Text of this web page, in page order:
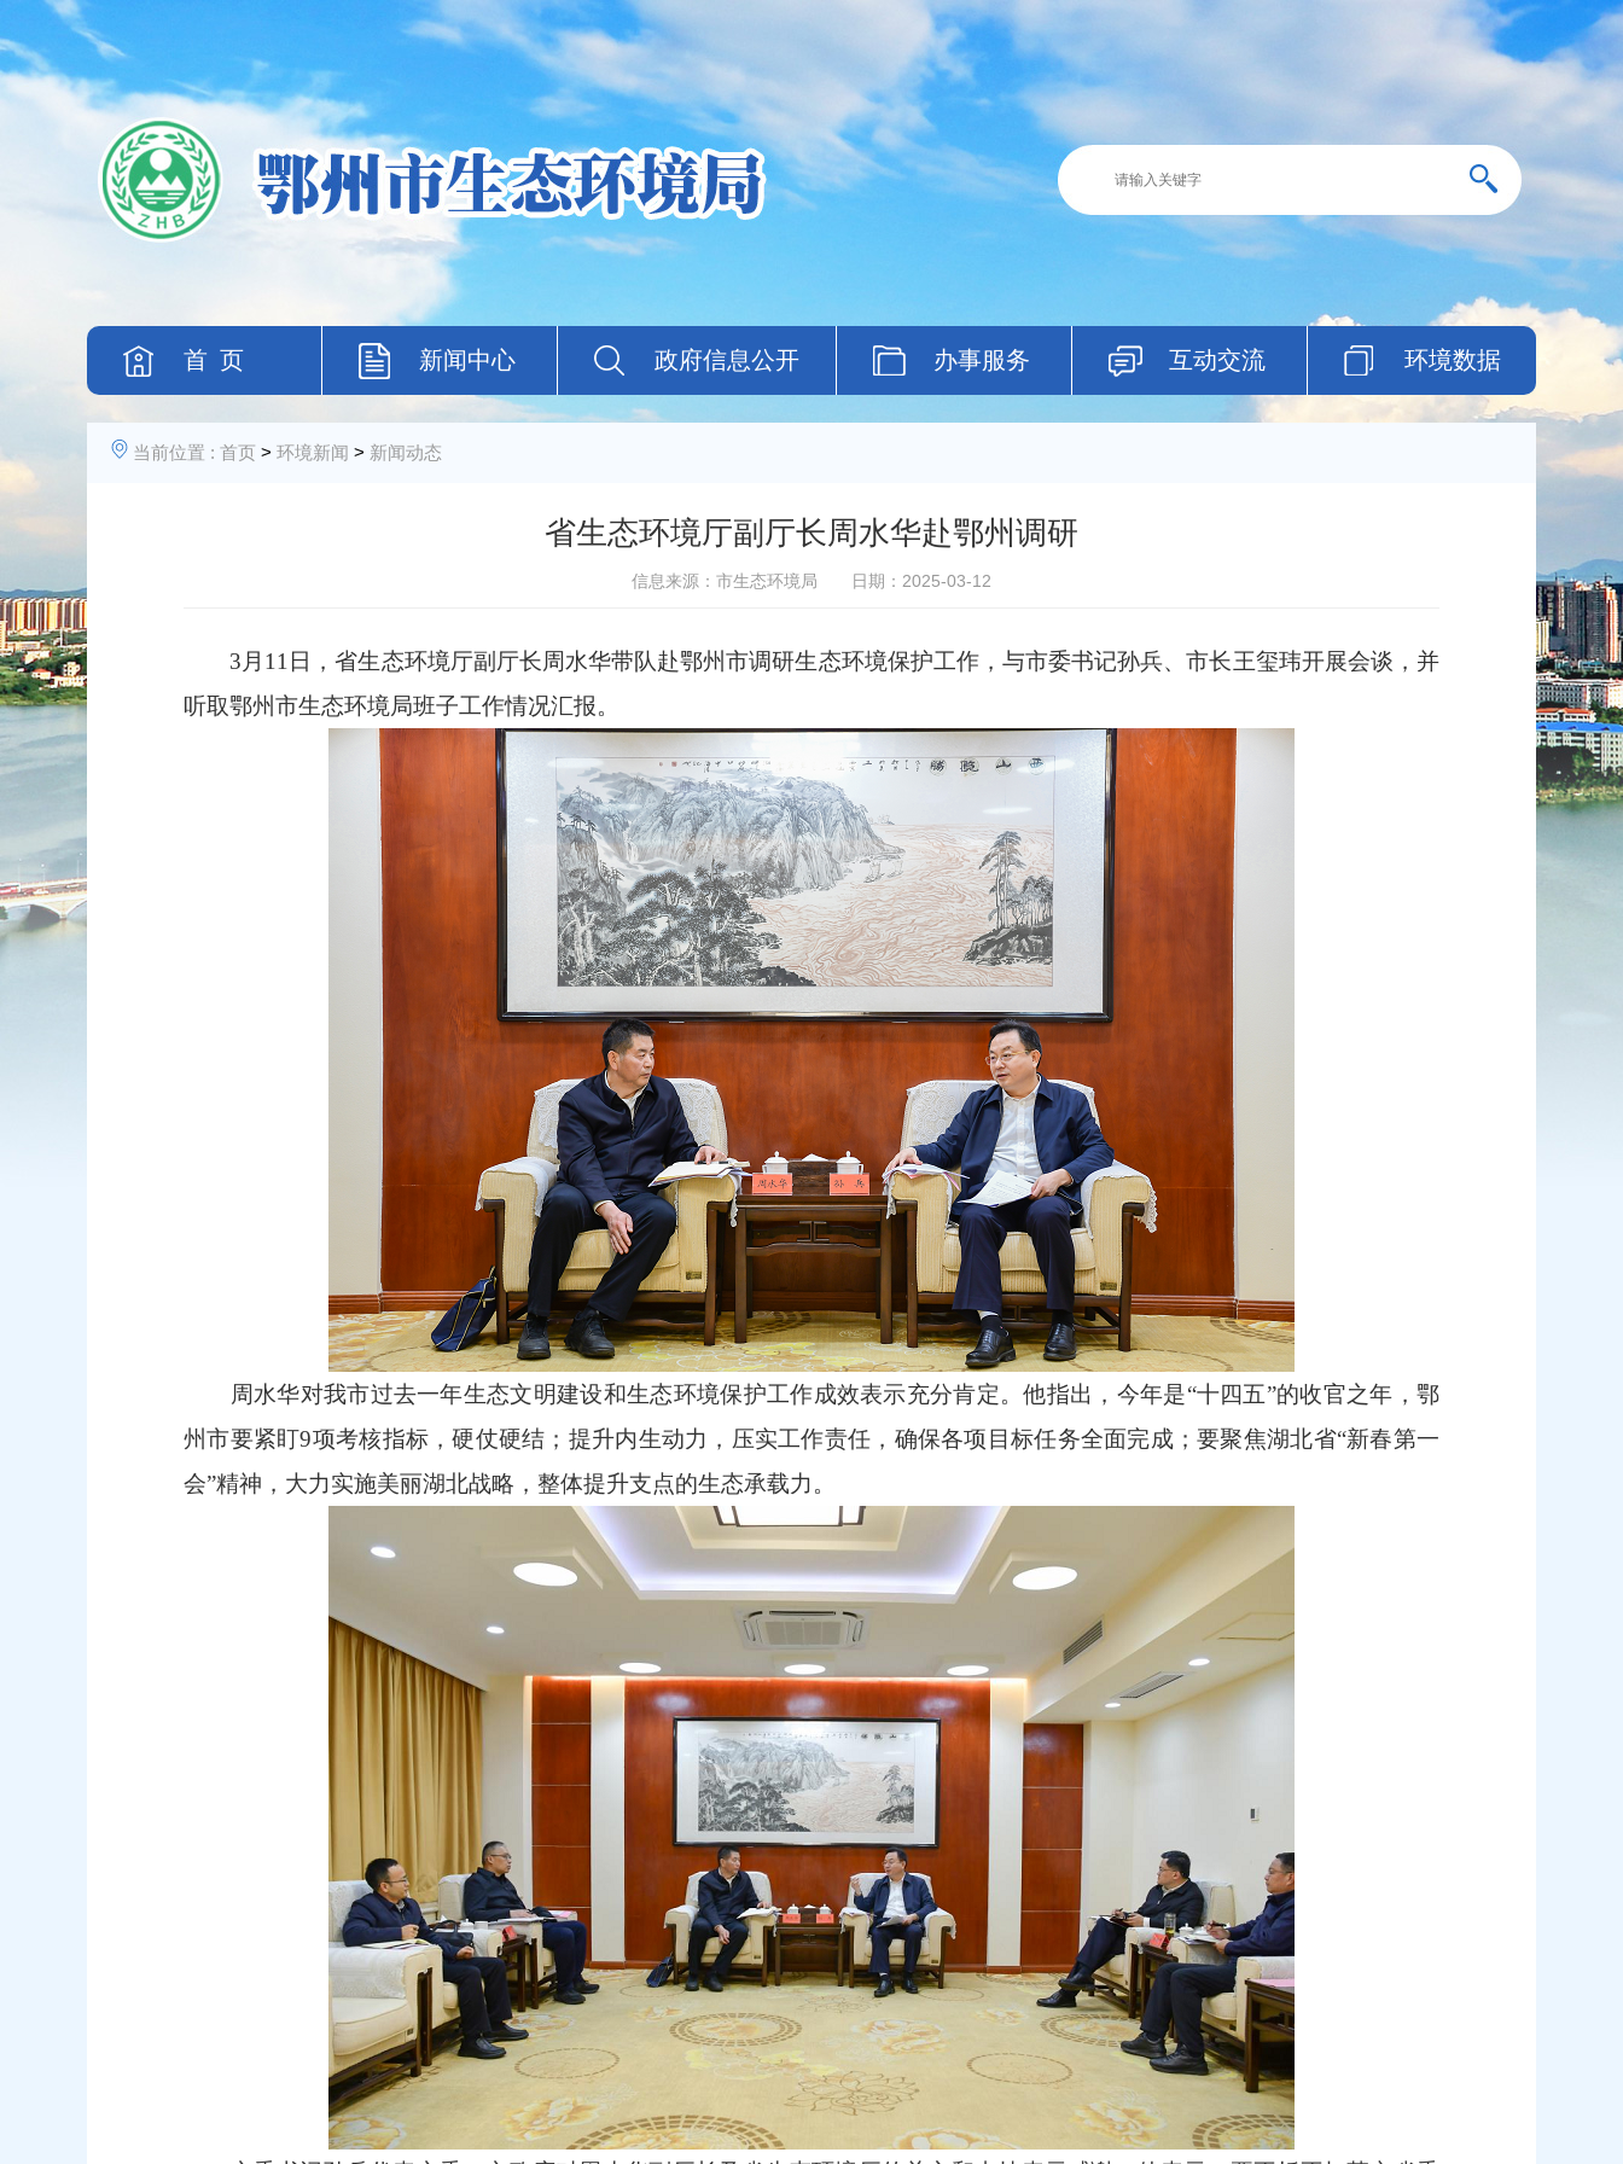
首 页 新闻中心 政府信息公开 办事服务 互动交流 环境数据
当前位置 : 首页 > 环境新闻 > 新闻动态
省生态环境厅副厅长周水华赴鄂州调研
信息来源：市生态环境局 日期：2025-03-12
3月11日，省生态环境厅副厅长周水华带队赴鄂州市调研生态环境保护工作，与市委书记孙兵、市长王玺玮开展会谈，并
听取鄂州市生态环境局班子工作情况汇报。
周水华对我市过去一年生态文明建设和生态环境保护工作成效表示充分肯定。他指出，今年是“十四五”的收官之年，鄂
州市要紧盯9项考核指标，硬仗硬结；提升内生动力，压实工作责任，确保各项目标任务全面完成；要聚焦湖北省“新春第一
会”精神，大力实施美丽湖北战略，整体提升支点的生态承载力。